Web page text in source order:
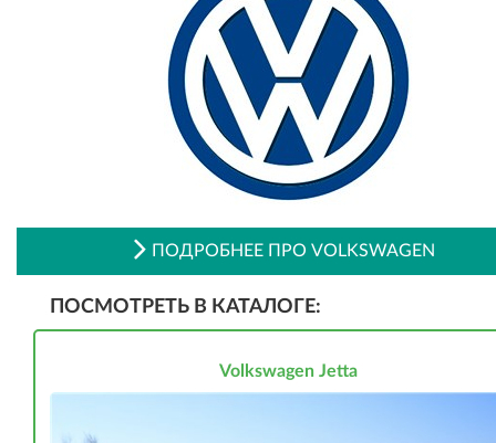
ПОДРОБНЕЕ ПРО VOLKSWAGEN
ПОСМОТРЕТЬ В КАТАЛОГЕ:
Volkswagen Jetta